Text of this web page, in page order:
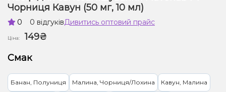
Чорниця Кавун (50 мг, 10 мл)
0 0 відгуківДивитись оптовий прайс
Ціна:
149₴
Смак
Банан, Полуниця Малина, Чорниця/Лохина Кавун, Малина